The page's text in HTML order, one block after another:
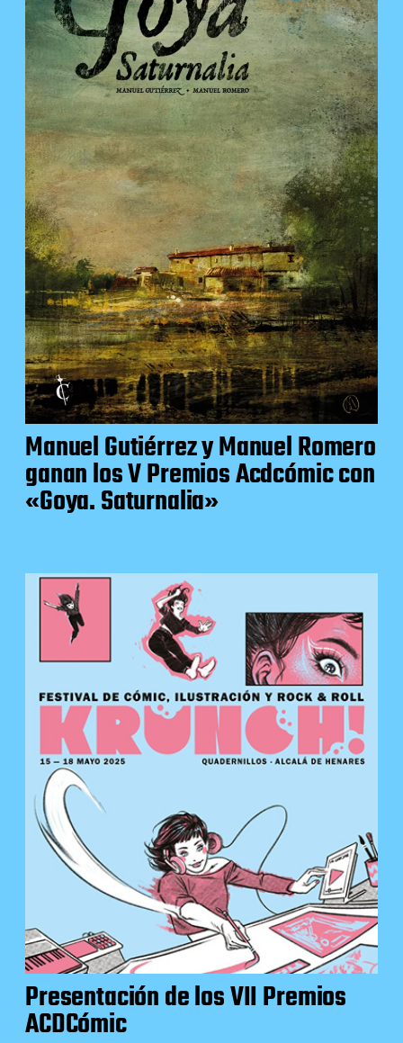
Manuel Gutiérrez y Manuel Romero
ganan los V Premios Acdcómic con
«Goya. Saturnalia»
Presentación de los VII Premios
ACDCómic